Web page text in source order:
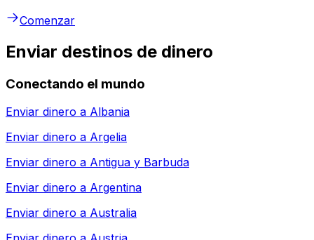
Comenzar
Enviar destinos de dinero
Conectando el mundo
Enviar dinero a Albania
Enviar dinero a Argelia
Enviar dinero a Antigua y Barbuda
Enviar dinero a Argentina
Enviar dinero a Australia